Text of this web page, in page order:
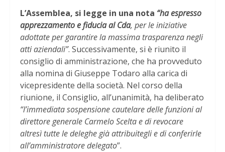
L’Assemblea, si legge in una nota “ha espresso
apprezzamento e fiducia al Cda, per le iniziative
adottate per garantire la massima trasparenza negli
atti aziendali”. Successivamente, si è riunito il
consiglio di amministrazione, che ha provveduto
alla nomina di Giuseppe Todaro alla carica di
vicepresidente della società. Nel corso della
riunione, il Consiglio, all’unanimità, ha deliberato
“l’immediata sospensione cautelare delle funzioni al
direttore generale Carmelo Scelta e di revocare
altresì tutte le deleghe già attribuitegli e di conferirle
all’amministratore delegato”.